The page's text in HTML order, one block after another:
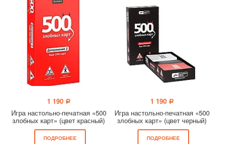
1 190 a
Игра настольно-печатная «500
злобных карт» (цвет красный)
ПОДРОБНЕЕ
1 190 a
Игра настольно-печатная «500
злобных карт» (цвет черный)
ПОДРОБНЕЕ